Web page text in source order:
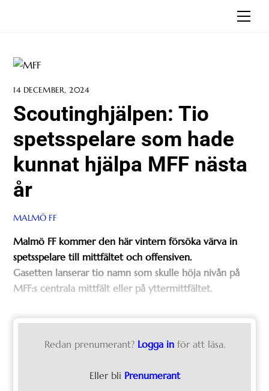
14 DECEMBER, 2024
Scoutinghjälpen: Tio
spetsspelare som hade
kunnat hjälpa MFF nästa
år
MALMÖ FF
Malmö FF kommer den här vintern försöka värva in
spetsspelare till mittfältet och offensiven.
Gasetten lanserar tio namn som skulle höja nivån på
MFF:s centrala mittfält eller på yttermittfältet.
Redan prenumerant? Logga in för att läsa.
Eller bli Prenumerant